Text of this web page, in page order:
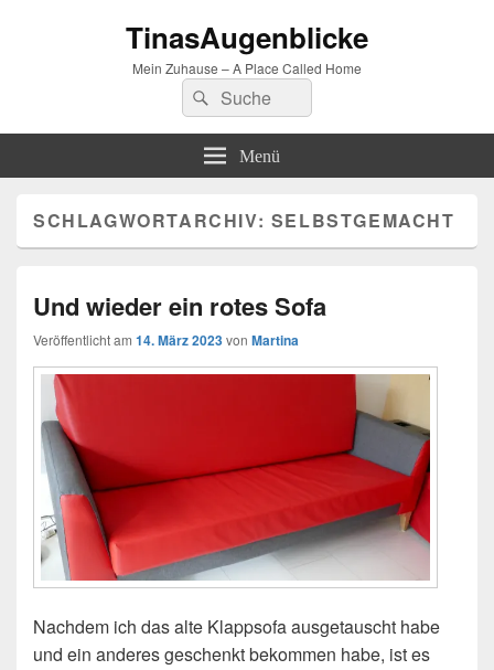
TinasAugenblicke
Mein Zuhause – A Place Called Home
Suchen
nach:
Suchen
Menü
SCHLAGWORTARCHIV: SELBSTGEMACHT
Und wieder ein rotes Sofa
Veröffentlicht am 14. März 2023von Martina
Nachdem ich das alte Klappsofa ausgetauscht habe
und ein anderes geschenkt bekommen habe, ist es